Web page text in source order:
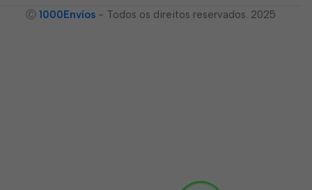
Ⓒ 1000Envíos - Todos os direitos reservados. 2025